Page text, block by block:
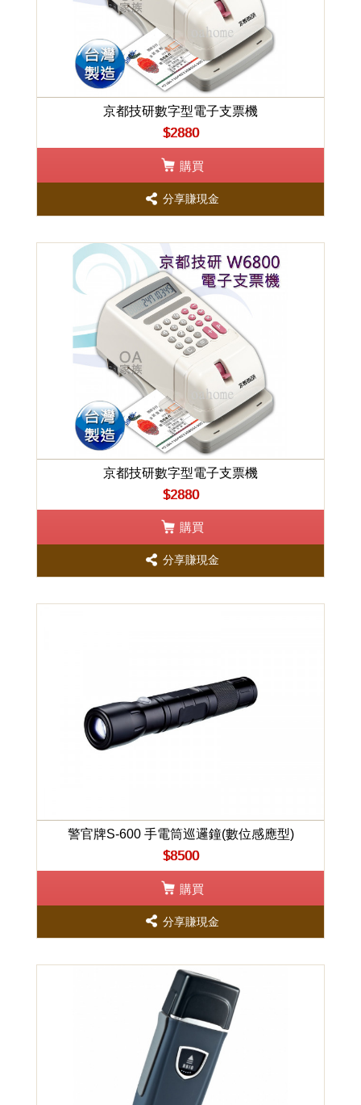
京都技研數字型電子支票機
$2880
購買
分享賺現金
京都技研數字型電子支票機
$2880
購買
分享賺現金
警官牌S-600 手電筒巡邏鐘(數位感應型)
$8500
購買
分享賺現金